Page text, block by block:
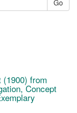
Go
(1900) from
Concept